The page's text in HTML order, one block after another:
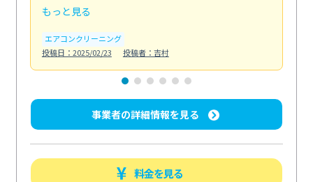
もっと見る
エアコンクリーニング
投稿日：2025/02/23
投稿者：吉村
事業者の詳細情報を見る
料金を見る